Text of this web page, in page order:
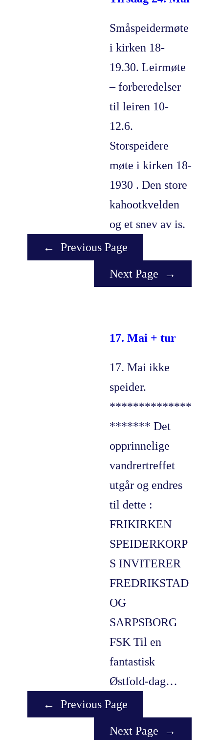
Småspeidermøte
i kirken 18-
19.30. Leirmøte
– forberedelser
til leiren 10-
12.6.
Storspeidere
møte i kirken 18-
1930 . Den store
kahootkvelden
og et snev av is.
←
Previous Page
Next Page →
17. Mai + tur
17. Mai ikke
speider.
**************
******* Det
opprinnelige
vandrertreffet
utgår og endres
til dette :
FRIKIRKEN
SPEIDERKORP
S INVITERER
FREDRIKSTAD
OG
SARPSBORG
FSK Til en
fantastisk
Østfold-dag…
←
Previous Page
Next Page →